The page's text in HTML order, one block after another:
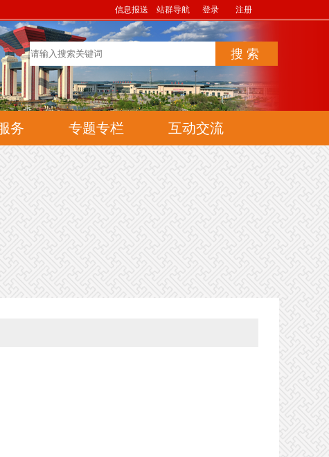
信息报送 站群导航 登录 注册
务 专题专栏 互动交流